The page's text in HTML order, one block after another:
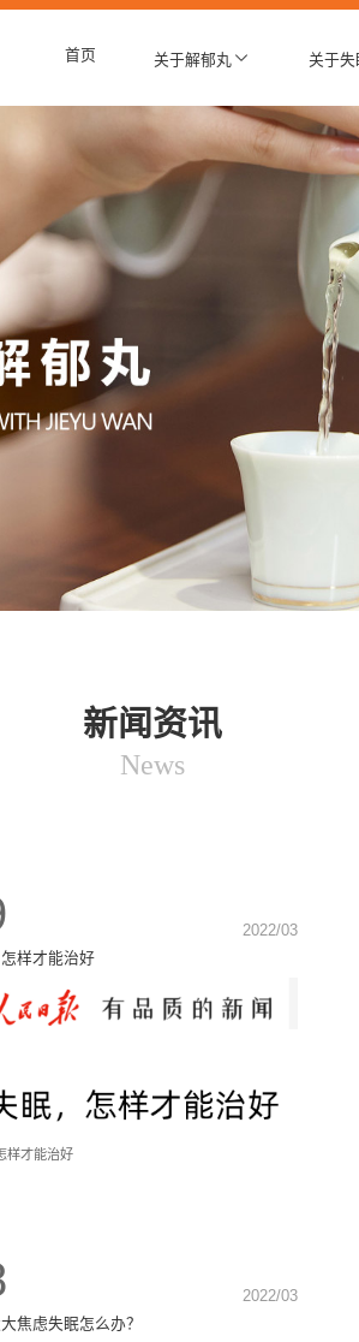
首页 关于解郁丸
产品介绍
传承创新
作用机理
关于失
了解
影响
失眠基
新闻资讯
News
2022/03
样才能治好
样才能治好
2022/03
焦虑失眠怎么办？